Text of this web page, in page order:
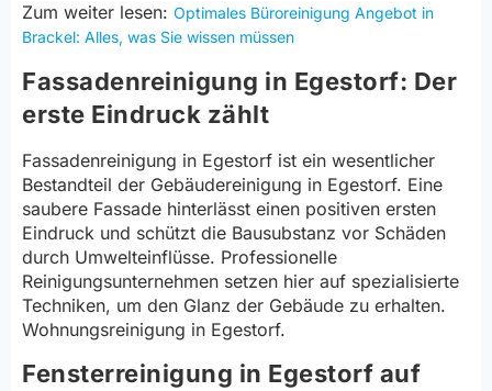
Zum weiter lesen: Optimales Büroreinigung Angebot in
Brackel: Alles, was Sie wissen müssen
Fassadenreinigung in Egestorf: Der
erste Eindruck zählt
Fassadenreinigung in Egestorf ist ein wesentlicher
Bestandteil der Gebäudereinigung in Egestorf. Eine
saubere Fassade hinterlässt einen positiven ersten
Eindruck und schützt die Bausubstanz vor Schäden
durch Umwelteinflüsse. Professionelle
Reinigungsunternehmen setzen hier auf spezialisierte
Techniken, um den Glanz der Gebäude zu erhalten.
Wohnungsreinigung in Egestorf.
Fensterreinigung in Egestorf auf